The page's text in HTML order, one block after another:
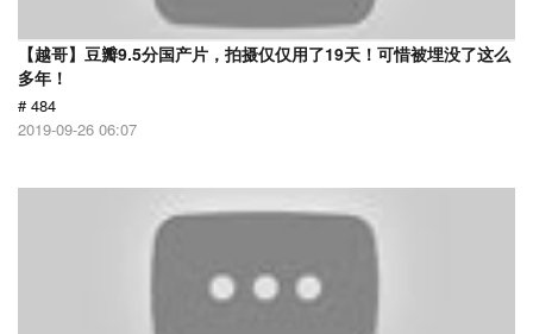
【越哥】豆瓣9.5分国产片，拍摄仅仅用了19天！可惜被埋没了这么
多年！
# 484
2019-09-26 06:07